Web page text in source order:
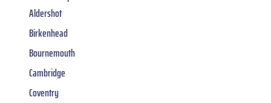
Aldershot
Birkenhead
Bournemouth
Cambridge
Coventry